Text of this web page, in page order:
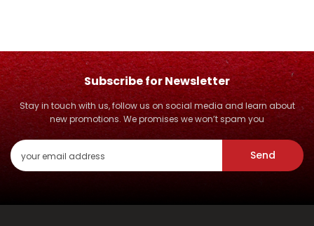
Subscribe for Newsletter
Stay in touch with us, follow us on social media and learn about
new promotions. We promises we won’t spam you
Send